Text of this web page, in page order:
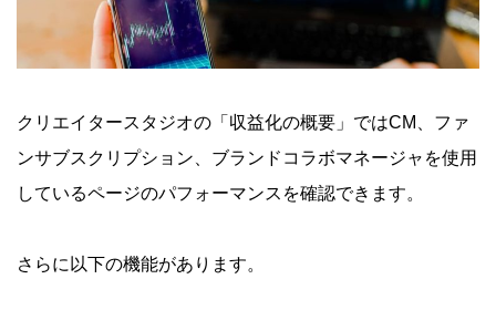
クリエイタースタジオの「収益化の概要」ではCM、ファ
ンサブスクリプション、ブランドコラボマネージャを使用
しているページのパフォーマンスを確認できます。
さらに以下の機能があります。